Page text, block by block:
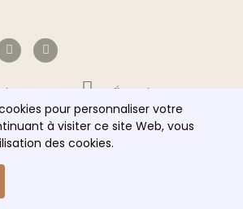
Économique
Service Responsable
Tous les droits sont réservés.
pour personnaliser votre
à visiter ce site Web, vous
des cookies.